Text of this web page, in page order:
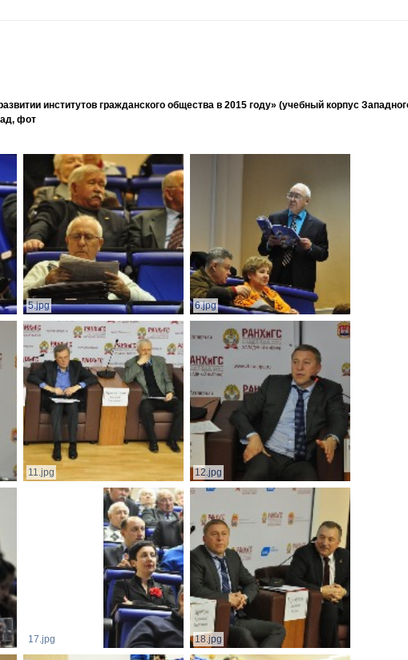
институтов гражданского общества в 2015 году» (учебный корпус
фот
5.jpg 6.jpg
11.jpg 12.jpg
17.jpg 18.jpg